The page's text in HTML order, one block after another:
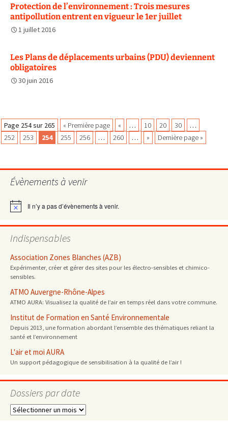
Protection de l’environnement : Trois mesures
antipollution entrent en vigueur le 1er juillet
1 juillet 2016
Les Plans de déplacements urbains (PDU) deviennent
obligatoires
30 juin 2016
Navigation
des
articles
Page 254 sur 265 « Première page « … 10 20 30
…
252
253 254 255 256 … 260 … » Dernière page »
Évènements à venir
Notice Il n’y a pas d’évènements à venir.
Indispensables
Association Zones Blanches (AZB)
Expérimenter, créer et gérer des sites pour les électro-sensibles et chimico-
sensibles.
ATMO Auvergne-Rhône-Alpes
ATMO AURA: Visualisez la qualité de l’air en temps réel dans votre commune.
Institut de Formation en Santé Environnementale
Depuis 2013, une formation abordant l’ensemble des thématiques reliant la
santé et l’environnement
L'air et moi AURA
Un support pédagogique de sensibilisation à la qualité de l’air !
Dossiers par date
Dossiers